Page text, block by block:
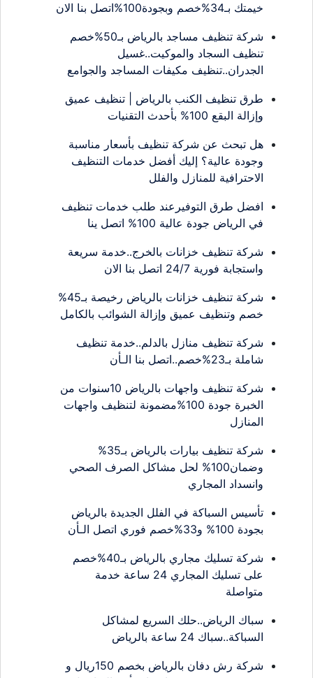
خيمتك بـ34%خصم وبجودة100%اتصل بنا الان
شركة تنظيف مساجد بالرياض بـ50%خصم
تنظيف السجاد والموكيت..غسيل
الجدران..تنظيف مكيفات المساجد والجوامع
طرق تنظيف الكنب بالرياض | تنظيف عميق
وإزالة البقع 100% بأحدث التقنيات
هل تبحث عن شركة تنظيف بأسعار مناسبة
وجودة عالية؟ إليك أفضل خدمات التنظيف
الاحترافية للمنازل والفلل
افضل طرق التوفيرعند طلب خدمات تنظيف
في الرياض جودة عالية 100% اتصل ينا
شركة تنظيف خزانات بالخرج..خدمة سريعة
واستجابة فورية 24/7 اتصل بنا الان
شركة تنظيف خزانات بالرياض رخيصة بـ45%
خصم وتنظيف عميق وإزالة الشوائب بالكامل
شركة تنظيف منازل بالدلم..خدمة تنظيف
شاملة بـ23%خصم..اتصل بنا الـأن
شركة تنظيف واجهات بالرياض 10سنوات من
الخبرة جودة 100%مضمونة لتنظيف واجهات
المنازل
شركة تنظيف بيارات بالرياض بـ35%
وضمان100% لحل مشاكل الصرف الصحي
وانسداد المجاري
تأسيس السباكة في الفلل الجديدة بالرياض
بجودة 100% و33%خصم فوري اتصل الـأن
شركة تسليك مجاري بالرياض بـ40%خصم
على تسليك المجاري 24 ساعة خدمة
متواصلة
سباك الرياض..حلك السريع لمشاكل
السباكة..سباك 24 ساعة بالرياض
شركة رش دفان بالرياض بخصم 150ريال و